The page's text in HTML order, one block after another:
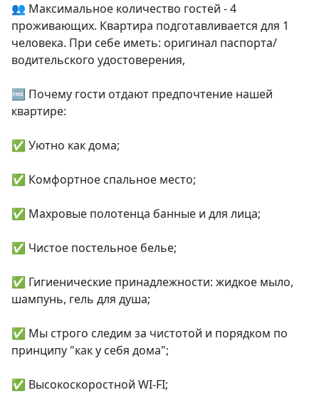
👥 Максимальное количество гостей - 4
проживающих. Квартира подготавливается для 1
человека. При себе иметь: оригинал паспорта/
водительского удостоверения,
🆓 Почему гости отдают предпочтение нашей
квартире:
✅ Уютно как дома;
✅ Комфортное спальное место;
✅ Махровые полотенца банные и для лица;
✅ Чистое постельное белье;
✅ Гигиенические принадлежности: жидкое мыло,
шампунь, гель для душа;
✅ Мы строго следим за чистотой и порядком по
принципу "как у себя дома";
✅ Высокоскоростной WI-FI;